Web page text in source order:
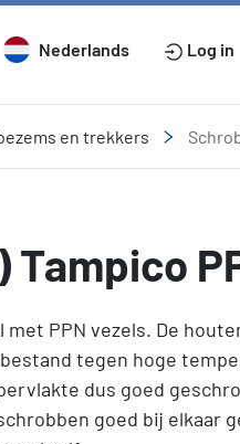
Nederlands Log in
en trekkers
PPN vezels. De
tegen hoge
dus goed
goed bij elkaar